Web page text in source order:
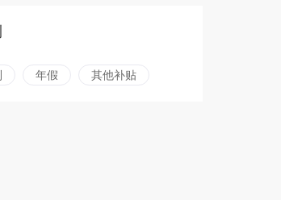
年假 其他补贴